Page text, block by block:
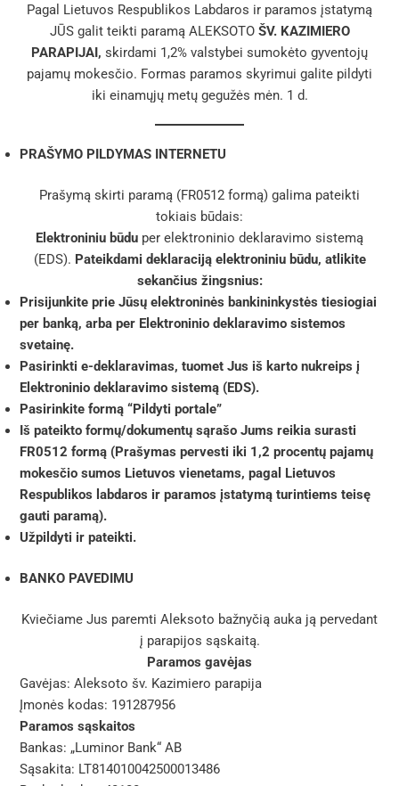
Pagal Lietuvos Respublikos Labdaros ir paramos įstatymą
JŪS galit teikti paramą ALEKSOTO ŠV. KAZIMIERO
PARAPIJAI, skirdami 1,2% valstybei sumokėto gyventojų
pajamų mokesčio. Formas paramos skyrimui galite pildyti
iki einamųjų metų gegužės mėn. 1 d.
PRAŠYMO PILDYMAS INTERNETU
Prašymą skirti paramą (FR0512 formą) galima pateikti
tokiais būdais:
Elektroniniu būdu per elektroninio deklaravimo sistemą
(EDS). Pateikdami deklaraciją elektroniniu būdu, atlikite
sekančius žingsnius:
Prisijunkite prie Jūsų elektroninės bankininkystės tiesiogiai
per banką, arba per Elektroninio deklaravimo sistemos
svetainę.
Pasirinkti e-deklaravimas, tuomet Jus iš karto nukreips į
Elektroninio deklaravimo sistemą (EDS).
Pasirinkite formą “Pildyti portale”
Iš pateikto formų/dokumentų sąrašo Jums reikia surasti
FR0512 formą (Prašymas pervesti iki 1,2 procentų pajamų
mokesčio sumos Lietuvos vienetams, pagal Lietuvos
Respublikos labdaros ir paramos įstatymą turintiems teisę
gauti paramą).
Užpildyti ir pateikti.
BANKO PAVEDIMU
Kviečiame Jus paremti Aleksoto bažnyčią auka ją pervedant
į parapijos sąskaitą.
Paramos gavėjas
Gavėjas: Aleksoto šv. Kazimiero parapija
Įmonės kodas: 191287956
Paramos sąskaitos
Bankas: „Luminor Bank“ AB
Sąsakita: LT814010042500013486